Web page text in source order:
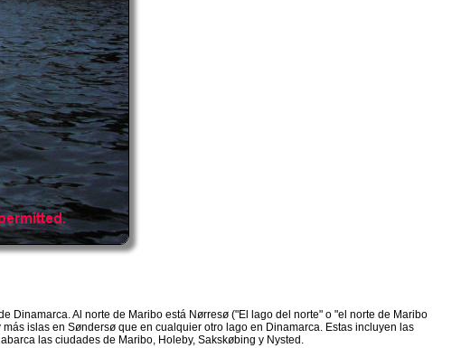
Al norte de Maribo está Nørresø ("El lago del norte" o "el norte de Maribo
islas en Søndersø que en cualquier otro lago en Dinamarca. Estas incluyen las
las ciudades de Maribo, Holeby, Sakskøbing y Nysted.